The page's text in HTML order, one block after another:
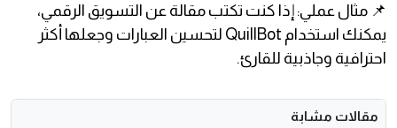
📌 مثال عملي: إذا كنت تكتب مقالة عن التسويق الرقمي،
يمكنك استخدام QuillBot لتحسين العبارات وجعلها أكثر
احترافية وجاذبية للقارئ.
مقالات مشابة